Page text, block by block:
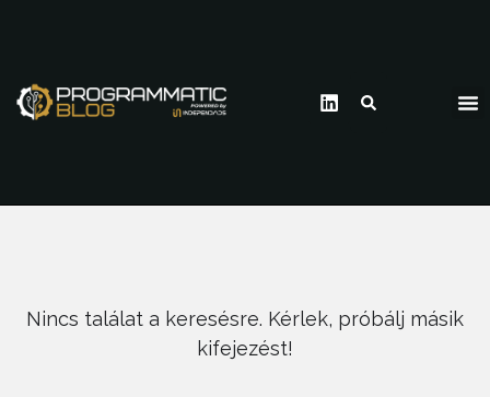
Nincs találat a keresésre. Kérlek, próbálj másik
kifejezést!